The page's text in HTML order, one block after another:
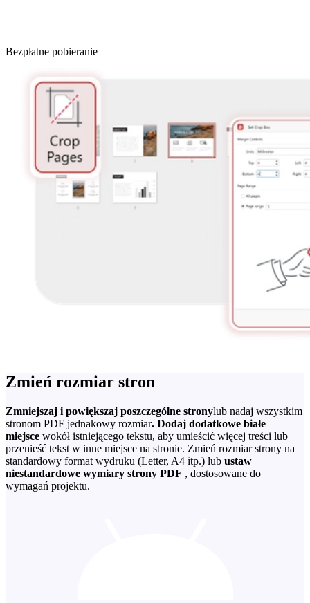
Bezpłatne pobieranie
Zmień rozmiar stron
Zmniejszaj i powiększaj poszczególne stronylub nadaj wszystkim
stronom PDF jednakowy rozmiar. Dodaj dodatkowe białe
miejsce wokół istniejącego tekstu, aby umieścić więcej treści lub
przenieść tekst w inne miejsce na stronie. Zmień rozmiar strony na
standardowy format wydruku (Letter, A4 itp.) lub ustaw
niestandardowe wymiary strony PDF , dostosowane do
wymagań projektu.